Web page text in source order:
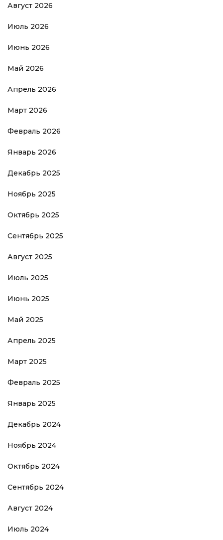
Август 2026
Июль 2026
Июнь 2026
Май 2026
Апрель 2026
Март 2026
Февраль 2026
Январь 2026
Декабрь 2025
Ноябрь 2025
Октябрь 2025
Сентябрь 2025
Август 2025
Июль 2025
Июнь 2025
Май 2025
Апрель 2025
Март 2025
Февраль 2025
Январь 2025
Декабрь 2024
Ноябрь 2024
Октябрь 2024
Сентябрь 2024
Август 2024
Июль 2024